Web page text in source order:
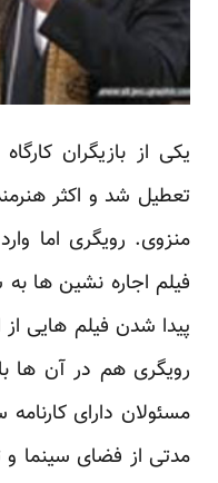
یکی از بازیگران
تعطیل شد و اکثر
منزوی. رویگری اما
فیلم اجاره نشین ها
پیدا شدن فیلم هایی از
رویگری هم در آن ها
مسئولان دارای
مدتی از فضای سینما و